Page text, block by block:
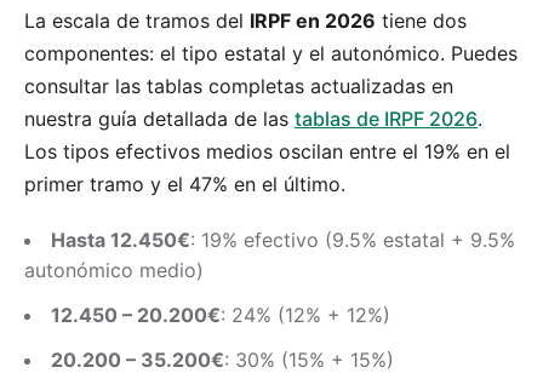
La escala de tramos del IRPF en 2026 tiene dos
componentes: el tipo estatal y el autonómico. Puedes
consultar las tablas completas actualizadas en
nuestra guía detallada de las tablas de IRPF 2026.
Los tipos efectivos medios oscilan entre el 19% en el
primer tramo y el 47% en el último.
Hasta 12.450€: 19% efectivo (9.5% estatal + 9.5%
autonómico medio)
12.450 – 20.200€: 24% (12% + 12%)
20.200 – 35.200€: 30% (15% + 15%)